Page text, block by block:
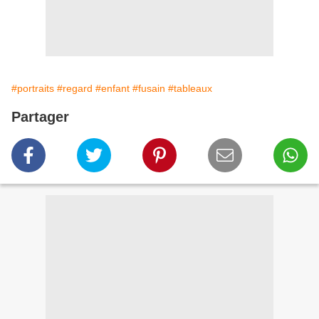
#portraits #regard #enfant #fusain #tableaux
Partager